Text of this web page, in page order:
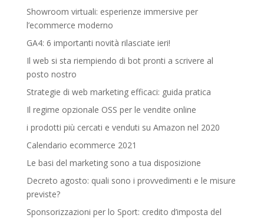
Showroom virtuali: esperienze immersive per
l’ecommerce moderno
GA4: 6 importanti novità rilasciate ieri!
Il web si sta riempiendo di bot pronti a scrivere al
posto nostro
Strategie di web marketing efficaci: guida pratica
Il regime opzionale OSS per le vendite online
i prodotti più cercati e venduti su Amazon nel 2020
Calendario ecommerce 2021
Le basi del marketing sono a tua disposizione
Decreto agosto: quali sono i provvedimenti e le misure
previste?
Sponsorizzazioni per lo Sport: credito d’imposta del